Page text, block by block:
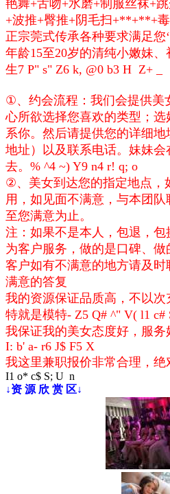
艳舞+舌吻+水磨+制服丝袜+
+波推+臀推+阴毛扫+**+**+
正宗莞式传承各种要求满足您
年龄15至20岁的清纯小嫩妹
生7 P" s" Z6 k, @0 b3 H Z+ _
①、约会流程：我们会提供美
心所欲选择您喜欢的类型；
系你。然后请提供您的详细
地址）以及联系电话。妹妹
去。 % ^4 ~) Y9 n4 r! q; o
②、美女到达您的指定地点，
用，如见面不满意，与本团
至您满意为止。
注：如果不是本人，包退，
为客户服务，做的是口碑、做
客户如有不满意的地方请及
满意的答复
我的资源保证品质高，不以
特就是模特- Z5 Q# ^" V( l1 c#
我保证我的美女态度好，服
I: b' a- r6 J$ F5 X
我这里兼职报价非常合理，绝
I1 o* c$ S; U n
↓资 源 欣 赏 区↓